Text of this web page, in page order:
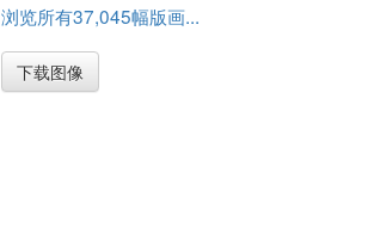
浏览所有37,045幅版画...
下载图像